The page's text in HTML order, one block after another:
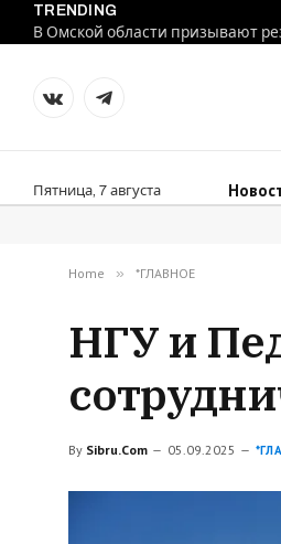
TRENDING
В Омской области призывают
VKontakteTelegram
Пятница, 7 августа
Home » *ГЛАВНОЕ
НГУ и
By Sibru.Com 05.09.2025